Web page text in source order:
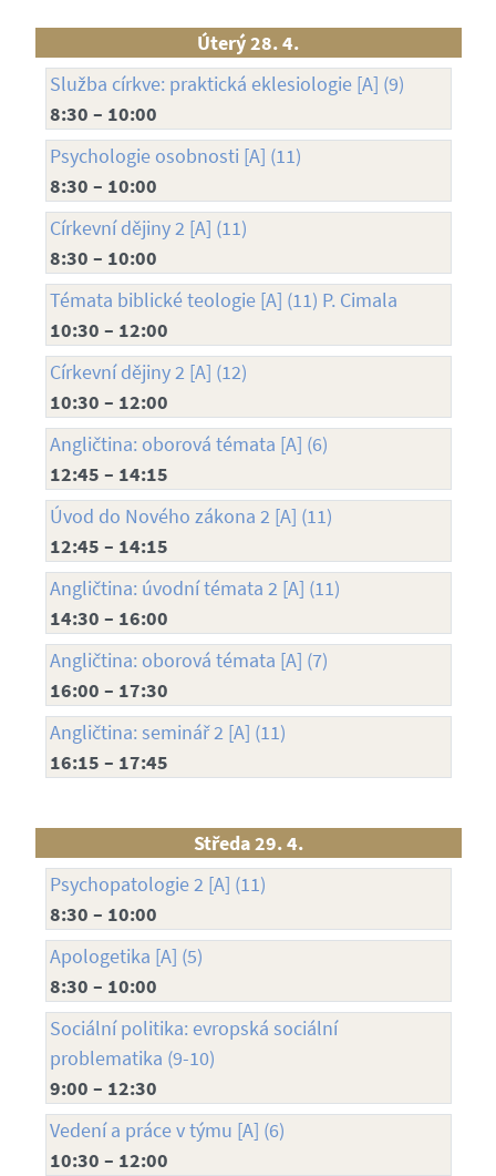
Úterý 28. 4.
Služba církve: praktická eklesiologie [A] (9)
8:30 – 10:00
Psychologie osobnosti [A] (11)
8:30 – 10:00
Církevní dějiny 2 [A] (11)
8:30 – 10:00
Témata biblické teologie [A] (11) P. Cimala
10:30 – 12:00
Církevní dějiny 2 [A] (12)
10:30 – 12:00
Angličtina: oborová témata [A] (6)
12:45 – 14:15
Úvod do Nového zákona 2 [A] (11)
12:45 – 14:15
Angličtina: úvodní témata 2 [A] (11)
14:30 – 16:00
Angličtina: oborová témata [A] (7)
16:00 – 17:30
Angličtina: seminář 2 [A] (11)
16:15 – 17:45
Středa 29. 4.
Psychopatologie 2 [A] (11)
8:30 – 10:00
Apologetika [A] (5)
8:30 – 10:00
Sociální politika: evropská sociální
problematika (9-10)
9:00 – 12:30
Vedení a práce v týmu [A] (6)
10:30 – 12:00